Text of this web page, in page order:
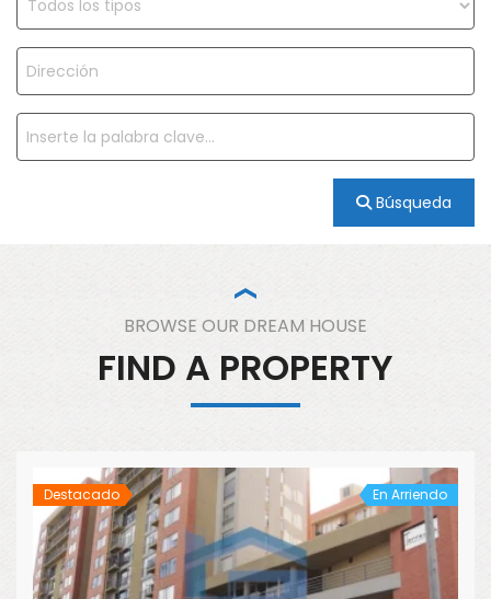
Búsqueda
BROWSE OUR DREAM HOUSE
FIND A PROPERTY
Destacado En Arriendo